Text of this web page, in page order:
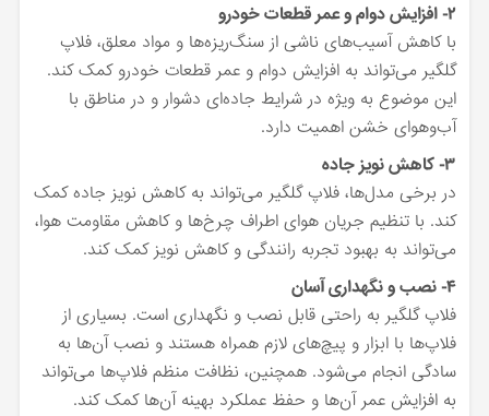
۲- افزایش دوام و عمر قطعات خودرو
با کاهش آسیب‌های ناشی از سنگ‌ریزه‌ها و مواد معلق، فلاپ
گلگیر می‌تواند به افزایش دوام و عمر قطعات خودرو کمک کند.
این موضوع به ویژه در شرایط جاده‌ای دشوار و در مناطق با
آب‌وهوای خشن اهمیت دارد.
۳- کاهش نویز جاده
در برخی مدل‌ها، فلاپ گلگیر می‌تواند به کاهش نویز جاده کمک
کند. با تنظیم جریان هوای اطراف چرخ‌ها و کاهش مقاومت هوا،
می‌تواند به بهبود تجربه رانندگی و کاهش نویز کمک کند.
۴- نصب و نگهداری آسان
فلاپ گلگیر به راحتی قابل نصب و نگهداری است. بسیاری از
فلاپ‌ها با ابزار و پیچ‌های لازم همراه هستند و نصب آن‌ها به
سادگی انجام می‌شود. همچنین، نظافت منظم فلاپ‌ها می‌تواند
به افزایش عمر آن‌ها و حفظ عملکرد بهینه آن‌ها کمک کند.